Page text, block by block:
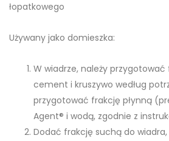
łopatkowego
Używany jako domieszka:
W wiadrze, należy
cement i kruszywo według
przygotować frakcję płynną
Agent® i wodą, zgodnie z
Dodać frakcję suchą do